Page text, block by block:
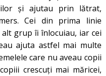
și ajutau prin lătrat,
Cei din prima linie
grup îi înlocuiau, iar cei
ajuta astfel mai multe
care nu aveau copii
crescuți mai măricei,